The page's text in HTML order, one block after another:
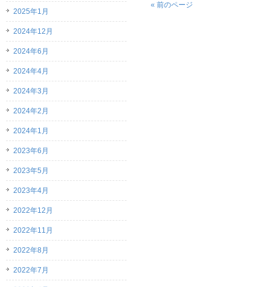
« 前のページ
2025年1月
2024年12月
2024年6月
2024年4月
2024年3月
2024年2月
2024年1月
2023年6月
2023年5月
2023年4月
2022年12月
2022年11月
2022年8月
2022年7月